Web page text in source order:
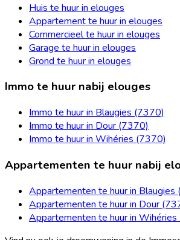
Huis te huur in elouges
Appartement te huur in elouges
Commercieel te huur in elouges
Garage te huur in elouges
Grond te huur in elouges
Immo te huur nabij elouges
Immo te huur in Blaugies (7370)
Immo te huur in Dour (7370)
Immo te huur in Wihéries (7370)
Appartementen te huur nabij
Appartementen te huur in Blaugies
Appartementen te huur in Dour
Appartementen te huur in